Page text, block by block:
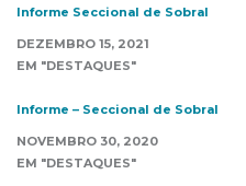
Informe Seccional de Sobral
DEZEMBRO 15, 2021
EM "DESTAQUES"
Informe – Seccional de Sobral
NOVEMBRO 30, 2020
EM "DESTAQUES"